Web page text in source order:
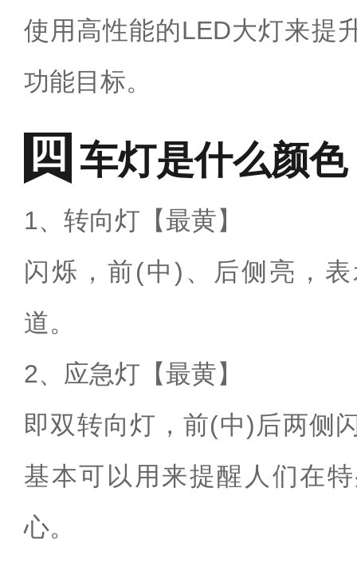
使用高性能的LED大灯来提
功能目标。
车灯是什么颜色
1、转向灯【最黄】
闪烁，前(中)、后侧亮，
道。
2、应急灯【最黄】
即双转向灯，前(中)后两侧
基本可以用来提醒人们在
心。